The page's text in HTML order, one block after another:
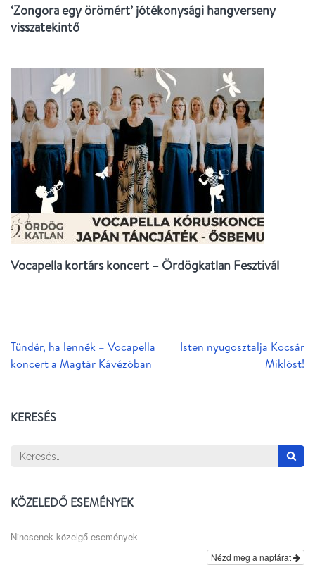
‘Zongora egy örömért’ jótékonysági hangverseny
visszatekintő
Vocapella kortárs koncert – Ördögkatlan Fesztivál
Bejegyzés
navigáció
Tündér, ha lennék – Vocapella
koncert a Magtár Kávézóban
Isten nyugosztalja Kocsár
Miklóst!
KERESÉS
Keresés:
KÖZELEDŐ ESEMÉNYEK
Nincsenek közelgő események
Nézd meg a naptárat